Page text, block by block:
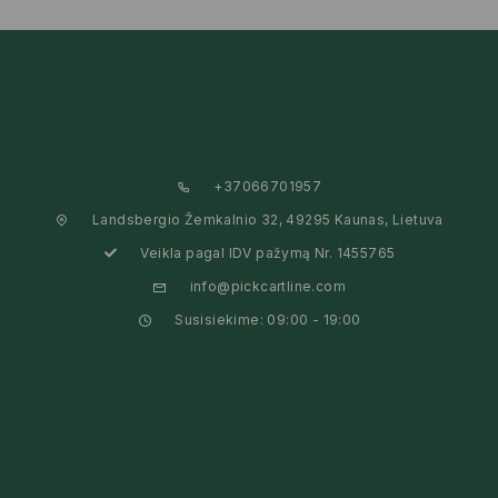
+37066701957
Landsbergio Žemkalnio 32, 49295 Kaunas, Lietuva
Veikla pagal IDV pažymą Nr. 1455765
info@pickcartline.com
Susisiekime: 09:00 - 19:00